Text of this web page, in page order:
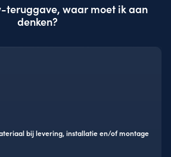
teruggave, waar moet ik aan
denken?
bij levering, installatie en/of montage